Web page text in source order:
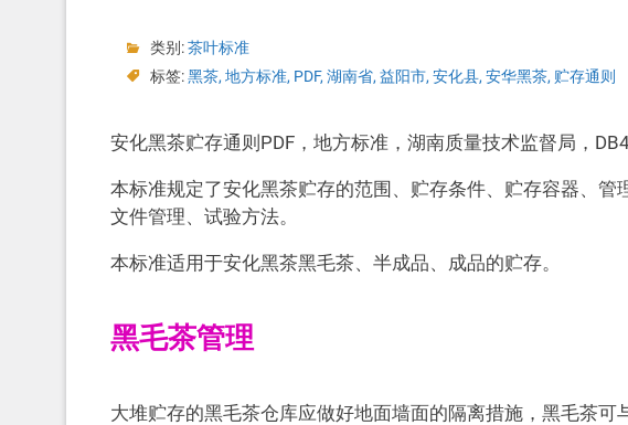
类别:茶叶标准
标签:黑茶, 地方标准, PDF, 湖南省, 益阳市, 安化县, 安华黑茶, 贮存通则
安化黑茶贮存通则PDF，地方标准，湖南质量技术监督局，
本标准规定了安化黑茶贮存的范围、贮存条件、贮存容器、
文件管理、试验方法。
本标准适用于安化黑茶黑毛茶、半成品、成品的贮存。
黑毛茶管理
大堆贮存的黑毛茶仓库应做好地面墙面的隔离措施，黑毛茶可